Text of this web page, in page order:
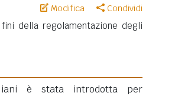
Modifica Condividi
della regolamentazione degli
è stata introdotta per